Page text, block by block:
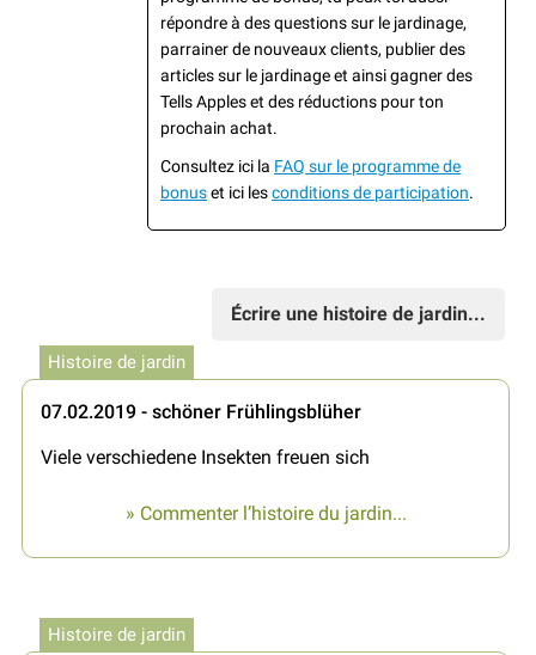
répondre à des questions sur le jardinage,
parrainer de nouveaux clients, publier des
articles sur le jardinage et ainsi gagner des
Tells Apples et des réductions pour ton
prochain achat.
Consultez ici la FAQ sur le programme de
bonuset ici lesconditions de participation.
Écrire une histoire de jardin...
Histoire de jardin
07.02.2019 - schöner Frühlingsblüher
Viele verschiedene Insekten freuen sich
» Commenter l’histoire du jardin...
Histoire de jardin